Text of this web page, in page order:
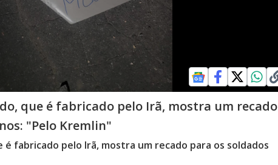
que é fabricado pelo Irã, mostra um recado
"Pelo Kremlin"
fabricado pelo Irã, mostra um recado para os soldados